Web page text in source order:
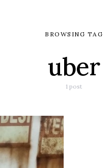
BROWSING TAG
uber
1 post